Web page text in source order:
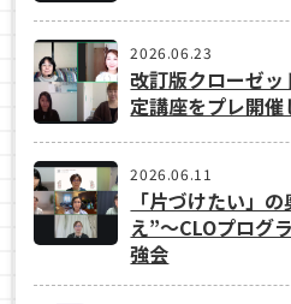
2026.06.23
改訂版クローゼ
定講座をプレ開催
2026.06.11
「片づけたい」
え”〜CLOプログ
強会